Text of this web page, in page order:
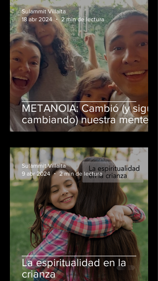
METANOIA: Cambió (y sigue
cambiando) nuestra mente,
corazón y espíritu.
nuestra forma de pensar,
sentir y actuar.
Sulammit Villalta
18 abr 2024
2 min de lectura
La espiritualidad en la
crianza
Sulammit Villalta
9 abr 2024
2 min de lectura